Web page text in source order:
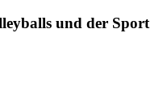
und der Sport